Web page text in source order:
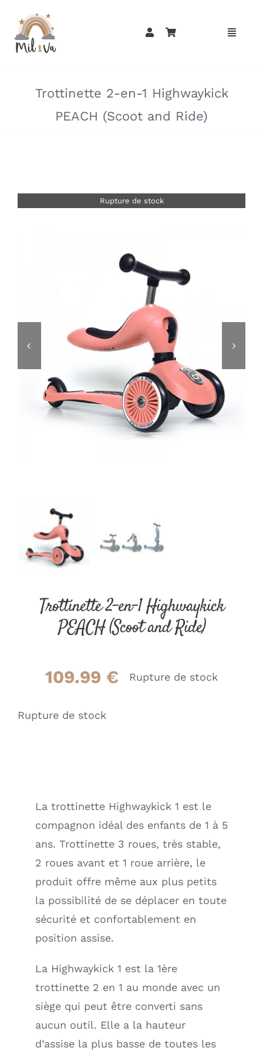
contenu
Trottinette 2-en-1 Highwaykick
PEACH (Scoot and Ride)
Rupture de stock
Trottinette 2-en-1 Highwaykick
PEACH (Scoot and Ride)
109.99 € Rupture de stock
Rupture de stock
La trottinette Highwaykick 1 est le
compagnon idéal des enfants de 1 à 5
ans. Trottinette 3 roues, très stable,
2 roues avant et 1 roue arrière, le
produit offre même aux plus petits
la possibilité de se déplacer en toute
sécurité et confortablement en
position assise.
La Highwaykick 1 est la 1ère
trottinette 2 en 1 au monde avec un
siège qui peut être converti sans
aucun outil. Elle a la hauteur
d’assise la plus basse de toutes les